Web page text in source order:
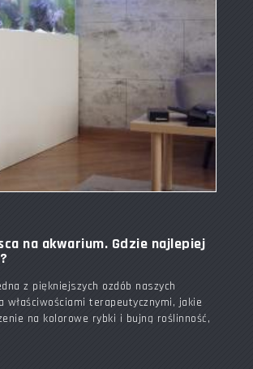
na akwarium. Gdzie najlepiej
z piękniejszych ozdób naszych
właściwościami terapeutycznymi, jakie
na kolorowe rybki i bujną roślinność,